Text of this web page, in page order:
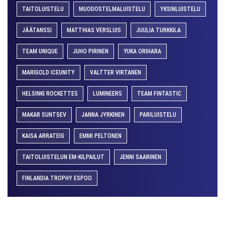
TAITOLUISTELU MUODOSTELMALUISTELU YKSINLUISTELU
JÄÄTANSSI MATTHIAS VERSLUIS JUULIA TURKKILA
TEAM UNIQUE JUHO PIRINEN YUKA ORIHARA
MARIGOLD ICEUNITY VALTTER VIRTANEN
HELSINKI ROCKETTES LUMINEERS TEAM FINTASTIC
MAKAR SUNTSEV JANNA JYRKINEN PARILUISTELU
KAISA ARRATEIG EMMI PELTONEN
TAITOLUISTELUN EM-KILPAILUT JENNI SAARINEN
FINLANDIA TROPHY ESPOO